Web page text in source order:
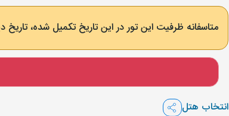
متاسفانه ظرفیت این تور در این تاریخ تکمیل شده، تاریخ
انتخاب هتل